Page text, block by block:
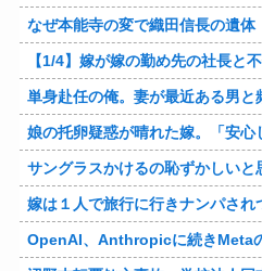
なぜ本能寺の変で織田信長の遺体（
【1/4】嫁が嫁の勤め先の社長と不倫している。証拠を掴む前に嫁から離婚を切り出されたので
単身赴任の俺。妻が最近ある男と頻繁に会っている。電話で問い詰めた。「好きなのはアナタ、でも
娘の托卵疑惑が晴れた嫁。「安心した、もっと早く打ち明けて鑑定しておけばよかった」と。そし
サングラスかけるの恥ずかしいと思ってたけど、
嫁は１人で旅行に行きナンパされついていったり、出会い系で知り合った男と会ったりした。しかも酔
OpenAI、Anthropicに続きMetaのAIも勝手に